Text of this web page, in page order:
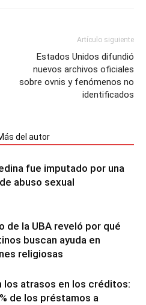
Artículo siguiente
Estados Unidos difundió
nuevos archivos oficiales
sobre ovnis y fenómenos no
identificados
del autor
fue imputado por una
abuso sexual
de la UBA reveló por qué
buscan ayuda en
religiosas
los atrasos en los créditos:
de los préstamos a